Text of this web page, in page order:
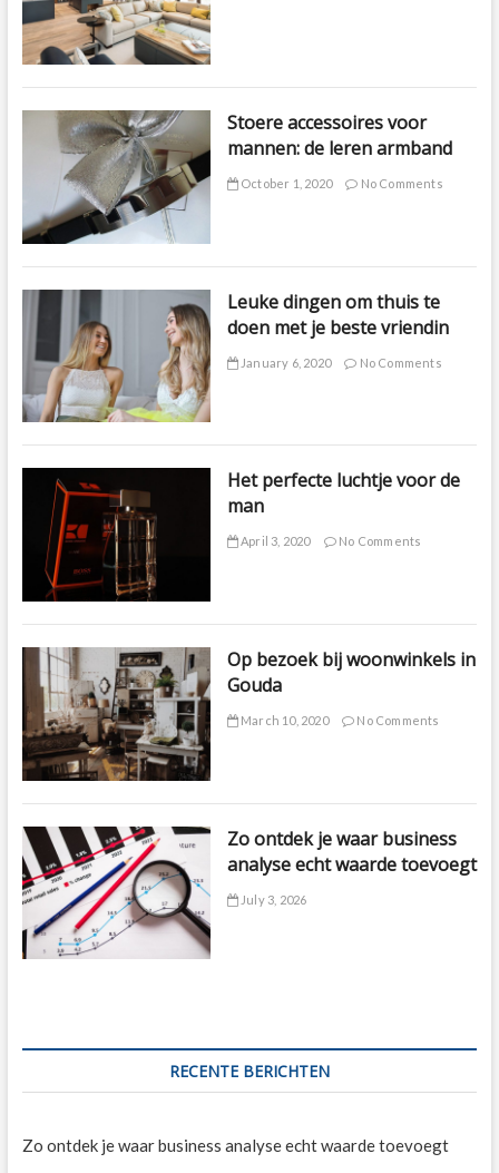
Stoere accessoires voor
mannen: de leren armband
October 1, 2020 No Comments
Leuke dingen om thuis te
doen met je beste vriendin
January 6, 2020 No Comments
Het perfecte luchtje voor de
man
April 3, 2020 No Comments
Op bezoek bij woonwinkels in
Gouda
March 10, 2020 No Comments
Zo ontdek je waar business
analyse echt waarde toevoegt
July 3, 2026
RECENTE BERICHTEN
Zo ontdek je waar business analyse echt waarde toevoegt